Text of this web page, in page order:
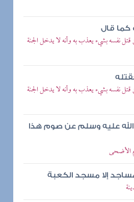
كما قال
نفسه بشيء يعذب به وأنه لا يدخل الجنة
نفسه بشيء يعذب به وأنه لا يدخل الجنة
الله عليه وسلم عن صوم هذا
الأضحى
إلا مسجد الكعبة